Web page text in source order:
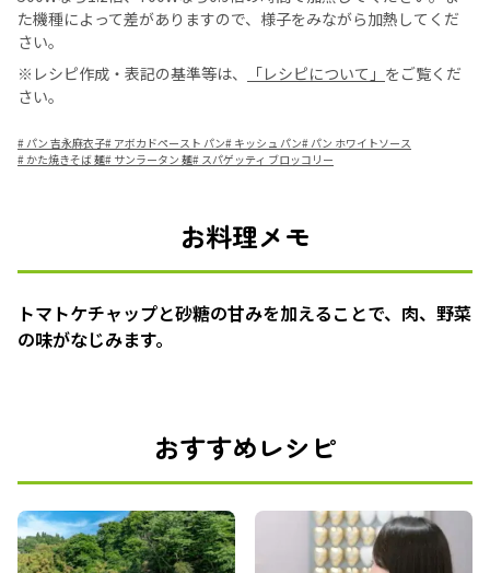
た機種によって差がありますので、様子をみながら加熱してくだ
さい。
※レシピ作成・表記の基準等は、
「レシピについて」 をご覧くだ
さい。
#パン 吉永麻衣子# アボカドペースト パン# キッシュ パン#パン ホワイトソース
# かた焼きそば 麺# サンラータン 麺# スパゲッティ ブロッコリー
お料理メモ
トマトケチャップと砂糖の甘みを加えることで、肉、野菜
の味がなじみます。
おすすめレシピ